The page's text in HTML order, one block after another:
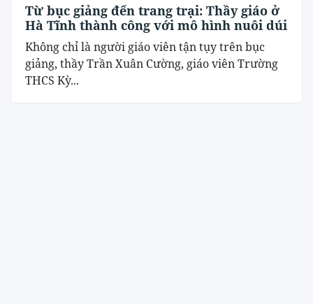
Từ bục giảng đến trang trại: Thầy giáo ở
Hà Tĩnh thành công với mô hình nuôi dúi
Không chỉ là người giáo viên tận tụy trên bục
giảng, thầy Trần Xuân Cường, giáo viên Trường
THCS Kỳ...